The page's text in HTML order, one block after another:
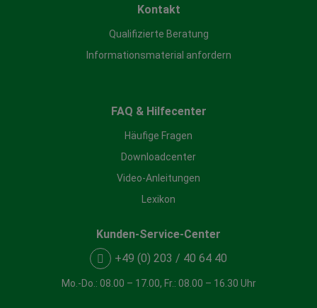
Kontakt
Qualifizierte Beratung
Informationsmaterial anfordern
FAQ & Hilfecenter
Häufige Fragen
Downloadcenter
Video-Anleitungen
Lexikon
Kunden-Service-Center
+49 (0) 203 / 40 64 40
Mo.-Do.: 08.00 – 17.00, Fr.: 08.00 – 16.30 Uhr